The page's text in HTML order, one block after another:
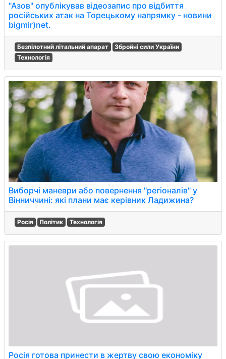
"Азов" опублікував відеозапис про відбиття
російських атак на Торецькому напрямку - новини
bigmir)net.
Безпілотний літальний апарат
Збройні сили України
Технологія
Виборчі маневри або повернення "регіоналів" у
Вінниччині: які плани має керівник Ладижина?
Росія Політик Технологія
Росія готова принести в жертву свою економіку